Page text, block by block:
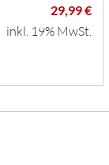
29,99 €
inkl. 19% MwSt.